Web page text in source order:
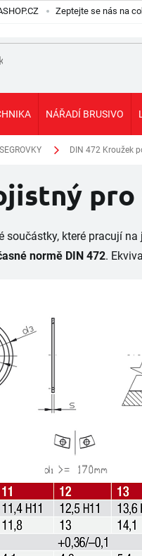
Zeptejte se nás na
NÁŘADÍ BRUSIVO
DIN 472 Kroužek
které pracují
normě DIN 472.